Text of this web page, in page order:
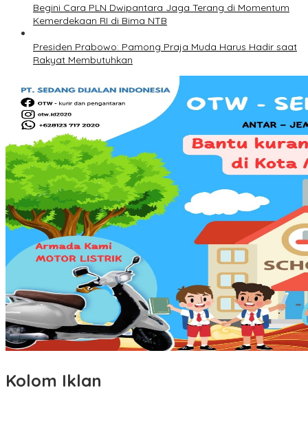
Begini Cara PLN Dwipantara Jaga Terang di Momentum
Kemerdekaan RI di Bima NTB
Presiden Prabowo: Pamong Praja Muda Harus Hadir saat
Rakyat Membutuhkan
Kolom Iklan